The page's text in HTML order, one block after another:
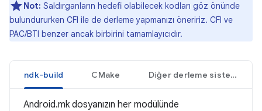
Not: Saldırganların hedefi olabilecek kodları göz önünde
bulundururken CFI ile de derleme yapmanızı öneririz. CFI ve
PAC/BTI benzer ancak birbirini tamamlayıcıdır.
ndk-build CMake Diğer derleme sistemleri
Android.mk dosyanızın her modülünde